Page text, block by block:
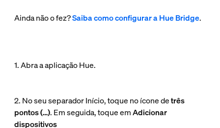
Ainda não o fez?Saiba como configurar a Hue Bridge.
1. Abra a aplicação Hue.
2. No seu separador Início, toque no ícone detrês
pontos (…). Em seguida, toque emAdicionar
dispositivos